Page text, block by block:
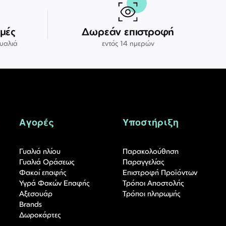
Δωρεάν επιστροφή
εντός 14 ημερών
Αγορές
Γυαλιά ηλίου
Γυαλιά Οράσεως
Φακοί επαφής
Υγρά Φακών Επαφής
Αξεσουάρ
Brands
Δωροκάρτες
Υποστήριξη
Παρακολούθηση
Παραγγελίας
Επιστροφή Προϊόντων
Τρόποι Αποστολής
Τρόποι πληρωμής